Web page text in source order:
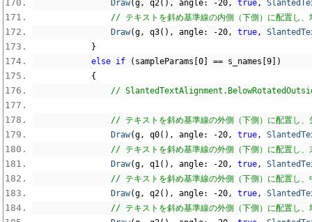
Draw(g, q2(), angle: -20, true,
// テキストを斜め基準線の内側（下側）に配置し
Draw(g, q3(), angle: -20, true,
}
else if ( sampleParams 0 == s_names 9 ])
{
// SlantedTextAlignment.BelowRotatedOutside
// テキストを斜め基準線の外側（下側）に配置し
Draw(g, q0(), angle: -20, true,
// テキストを斜め基準線の外側（下側）に配置し
Draw(g, q1(), angle: -20, true,
// テキストを斜め基準線の外側（下側）に配置し
Draw(g, q2(), angle: -20, true,
// テキストを斜め基準線の外側（下側）に配置し